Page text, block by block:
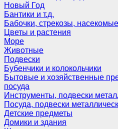
Новый Год
Бантики и т.д.
Бабочки, стрекозы, насекомые
Цветы и растения
Море
Животные
Подвески
Бубенчики и колокольчики
Бытовые и хозяйственные
посуда
Инструменты, подвески
Посуда, подвески
Детские предметы
Домики и здания